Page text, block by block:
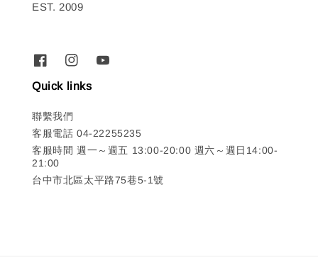
EST. 2009
Quick links
聯繫我們
客服電話 04-22255235
客服時間 週一～週五 13:00-20:00 週六～週日14:00-
21:00
台中市北區太平路75巷5-1號